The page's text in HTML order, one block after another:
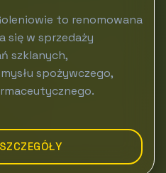
to renomowana
się w sprzedaży
szklanych,
spożywczego,